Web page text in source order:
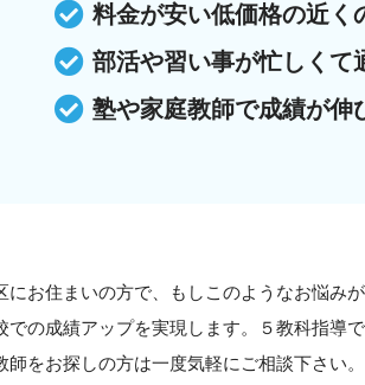
料金が安い低価格の近く
部活や習い事が忙しくて
塾や家庭教師で成績が伸
にお住まいの方で、もしこのようなお悩み
での成績アップを実現します。５教科指導
をお探しの方は一度気軽にご相談下さい。